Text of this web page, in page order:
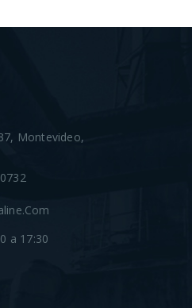
Montevideo,
a 17:30